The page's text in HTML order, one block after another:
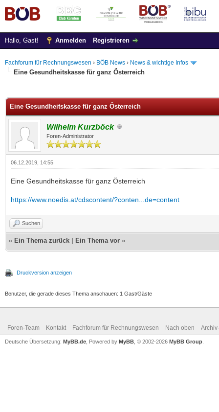
Hallo, Gast! Anmelden Registrieren
Fachforum für Rechnungswesen › BÖB News › News & wichtige Infos
Eine Gesundheitskasse für ganz Österreich
Eine Gesundheitskasse für ganz Österreich
Wilhelm Kurzböck
Foren-Administrator
06.12.2019, 14:55
Eine Gesundheitskasse für ganz Österreich
https://www.noedis.at/cdscontent/?conten...de=content
Suchen
« Ein Thema zurück Ein Thema vor »
Druckversion anzeigen
Benutzer, die gerade dieses Thema anschauen: 1 Gast/Gäste
Foren-Team Kontakt Fachforum für Rechnungswesen Nach oben
Deutsche Übersetzung: MyBB.de , Powered by MyBB , © 2002-2026 MyBB Group